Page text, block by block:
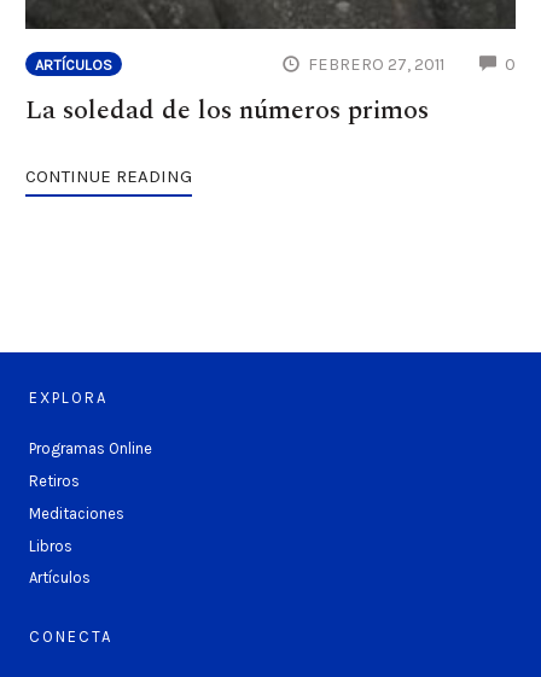
ARTÍCULOS FEBRERO 27, 2011 0
La soledad de los números primos
CONTINUE READING
EXPLORA
Programas Online
Retiros
Meditaciones
Libros
Artículos
CONECTA